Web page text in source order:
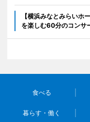
【横浜みなとみらいホ
を楽しむ60分のコンサ
食べる
暮らす・働く